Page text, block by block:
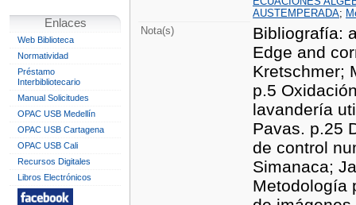
Enlaces
Web Biblioteca
Normatividad
Préstamo
Interbibliotecario
Manual Solicitudes
OPAC USB Medellín
OPAC USB Cartagena
OPAC USB Cali
Recursos Digitales
Libros Electrónicos
AUSTEMPERADA;
Nota(s)
Bibliografía:
Edge and
Kretschmer;
p.5
lavandería
Pavas. p.25
de control
Simanaca;
Metodología